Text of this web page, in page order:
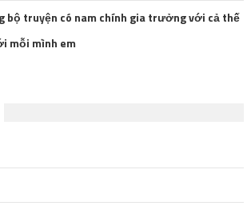
bộ truyện có nam chính gia trưởng với cả thế
mỗi mình em